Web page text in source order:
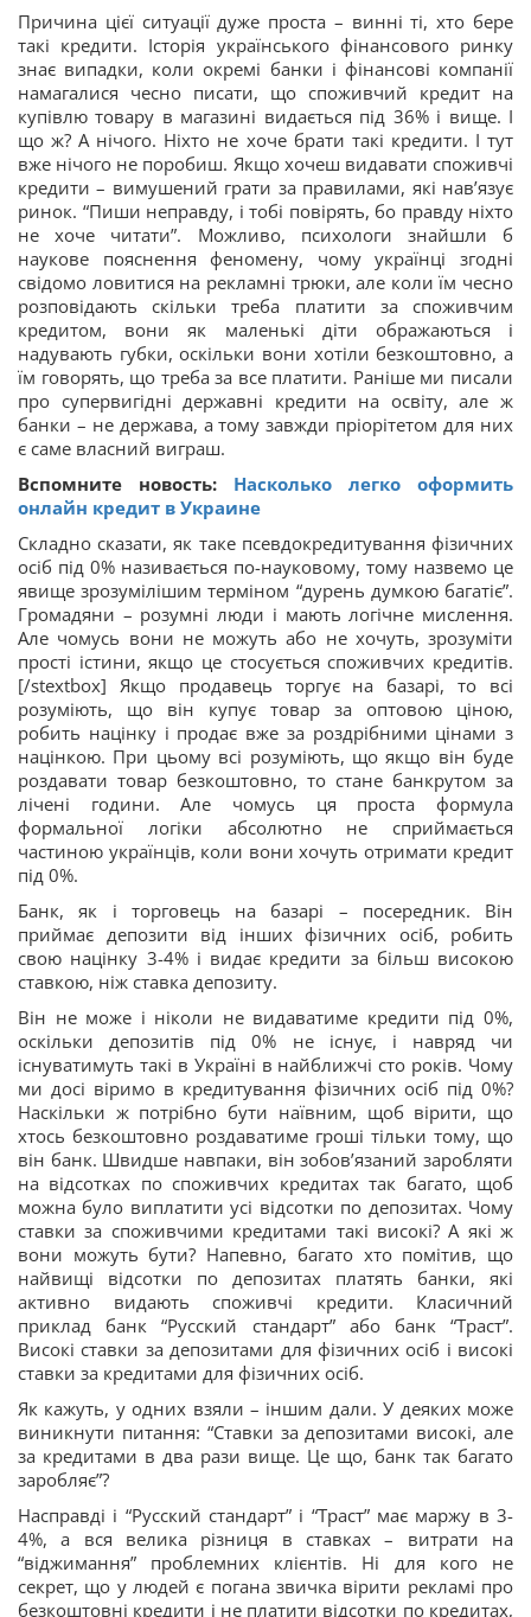
Причина цієї ситуації дуже проста – винні ті, хто бере
такі кредити. Історія українського фінансового ринку
знає випадки, коли окремі банки і фінансові компанії
намагалися чесно писати, що споживчий кредит на
купівлю товару в магазині видається під 36% і вище. І
що ж? А нічого. Ніхто не хоче брати такі кредити. І тут
вже нічого не поробиш. Якщо хочеш видавати споживчі
кредити – вимушений грати за правилами, які нав’язує
ринок. “Пиши неправду, і тобі повірять, бо правду ніхто
не хоче читати”. Можливо, психологи знайшли б
наукове пояснення феномену, чому українці згодні
свідомо ловитися на рекламні трюки, але коли їм чесно
розповідають скільки треба платити за споживчим
кредитом, вони як маленькі діти ображаються і
надувають губки, оскільки вони хотіли безкоштовно, а
їм говорять, що треба за все платити. Раніше ми писали
про супервигідні державні кредити на освіту, але ж
банки – не держава, а тому завжди пріорітетом для них
є саме власний виграш.
Вспомните новость: Насколько легко оформить
онлайн кредит в Украине
Складно сказати, як таке псевдокредитування фізичних
осіб під 0% називається по-науковому, тому назвемо це
явище зрозумілішим терміном “дурень думкою багатіє”.
Громадяни – розумні люди і мають логічне мислення.
Але чомусь вони не можуть або не хочуть, зрозуміти
прості істини, якщо це стосується споживчих кредитів.
[/stextbox] Якщо продавець торгує на базарі, то всі
розуміють, що він купує товар за оптовою ціною,
робить націнку і продає вже за роздрібними цінами з
націнкою. При цьому всі розуміють, що якщо він буде
роздавати товар безкоштовно, то стане банкрутом за
лічені години. Але чомусь ця проста формула
формальної логіки абсолютно не сприймається
частиною українців, коли вони хочуть отримати кредит
під 0%.
Банк, як і торговець на базарі – посередник. Він
приймає депозити від інших фізичних осіб, робить
свою націнку 3-4% і видає кредити за більш високою
ставкою, ніж ставка депозиту.
Він не може і ніколи не видаватиме кредити під 0%,
оскільки депозитів під 0% не існує, і навряд чи
існуватимуть такі в Україні в найближчі сто років. Чому
ми досі віримо в кредитування фізичних осіб під 0%?
Наскільки ж потрібно бути наївним, щоб вірити, що
хтось безкоштовно роздаватиме гроші тільки тому, що
він банк. Швидше навпаки, він зобов’язаний заробляти
на відсотках по споживчих кредитах так багато, щоб
можна було виплатити усі відсотки по депозитах. Чому
ставки за споживчими кредитами такі високі? А які ж
вони можуть бути? Напевно, багато хто помітив, що
найвищі відсотки по депозитах платять банки, які
активно видають споживчі кредити. Класичний
приклад банк “Русский стандарт” або банк “Траст”.
Високі ставки за депозитами для фізичних осіб і високі
ставки за кредитами для фізичних осіб.
Як кажуть, у одних взяли – іншим дали. У деяких може
виникнути питання: “Ставки за депозитами високі, але
за кредитами в два рази вище. Це що, банк так багато
заробляє”?
Насправді і “Русский стандарт” і “Траст” має маржу в 3-
4%, а вся велика різниця в ставках – витрати на
“віджимання” проблемних клієнтів. Ні для кого не
секрет, що у людей є погана звичка вірити рекламі про
безкоштовні кредити і не платити відсотки по кредитах,